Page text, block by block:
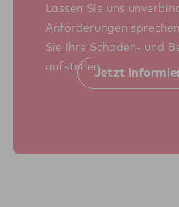
Lassen Sie uns
Anforderungen
Sie Ihre Schaden- und
aufstellen.Jetzt